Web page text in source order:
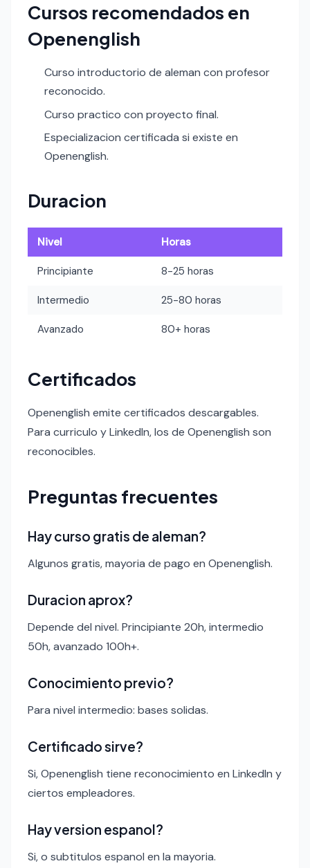
Cursos recomendados en
Openenglish
Curso introductorio de aleman con profesor
reconocido.
Curso practico con proyecto final.
Especializacion certificada si existe en
Openenglish.
Duracion
Nivel Horas
Principiante 8-25 horas
Intermedio 25-80 horas
Avanzado 80+ horas
Certificados
Openenglish emite certificados descargables.
Para curriculo y LinkedIn, los de Openenglish son
reconocibles.
Preguntas frecuentes
Hay curso gratis de aleman?
Algunos gratis, mayoria de pago en Openenglish.
Duracion aprox?
Depende del nivel. Principiante 20h, intermedio
50h, avanzado 100h+.
Conocimiento previo?
Para nivel intermedio: bases solidas.
Certificado sirve?
Si, Openenglish tiene reconocimiento en LinkedIn y
ciertos empleadores.
Hay version espanol?
Si, o subtitulos espanol en la mayoria.